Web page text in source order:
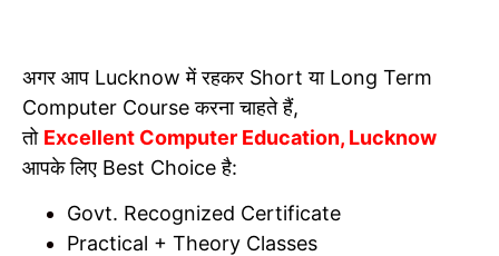
अगर आप Lucknow में रहकर Short या Long Term
Computer Course करना चाहते हैं,
तो Excellent Computer Education, Lucknow
आपके लिए Best Choice है:
Govt. Recognized Certificate
Practical + Theory Classes